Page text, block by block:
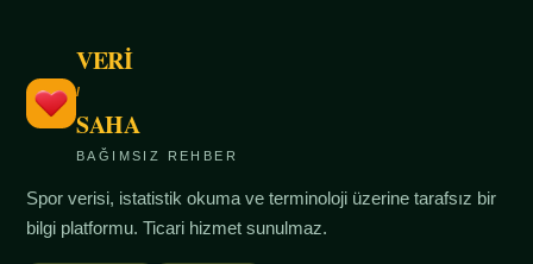
VERİ
/
SAHA
BAĞIMSIZ REHBER
Spor verisi, istatistik okuma ve terminoloji üzerine tarafsız bir
bilgi platformu. Ticari hizmet sunulmaz.